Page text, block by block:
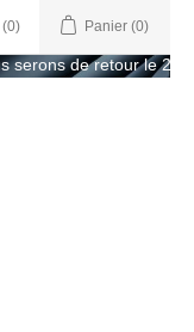
(0) Panier (0)
de retour le 2 juillet